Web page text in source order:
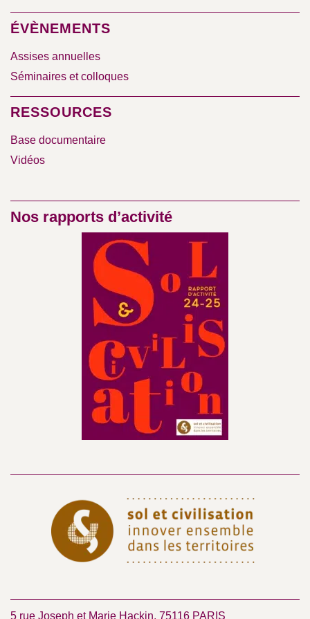
ÉVÈNEMENTS
Assises annuelles
Séminaires et colloques
RESSOURCES
Base documentaire
Vidéos
Nos rapports d’activité
5 rue Joseph et Marie Hackin, 75116 PARIS